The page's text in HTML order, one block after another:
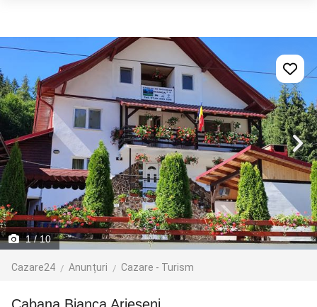
1/ 10
Cazare24 Anunțuri Cazare - Turism